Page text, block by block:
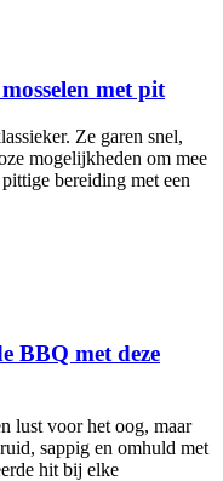
met pit
Ze garen snel,
mogelijkheden om mee
bereiding met een
BBQ met deze
lust voor het oog, maar
sappig en omhuld met
hit bij elke